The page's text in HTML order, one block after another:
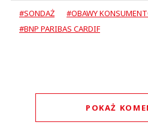
#SONDAŻ
#OBAWY
#BNP PARIBAS CARDIF
POKAŻ